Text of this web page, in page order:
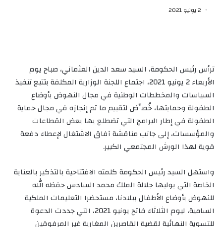
2 يونيو 2021
ترأس رئيس الحكومة، السيد سعد الدين العثماني، صباح يوم
الأربعاء 2 يونيو 2021، اجتماع اللجنة الوزارية المكلفة بتتبع تنفيذ
السياسات والمخططات الوطنية في مجال النهوض بأوضاع
الطفولة وحمايتها، خُصِّصَ لتقييم ما تم إنجازه في مجال حماية
الطفولة في إطار البرامج التي تضطلع بها بعض القطاعات
والمؤسسات، إلى جانب مناقشة آفاق الاشتغال لإعطاء دفعة
قوية لهذا الورش المجتمعي الكبير.
واستهل السيد رئيس الحكومة كلمته الافتتاحية بالتذكير بالعناية
الخاصة التي يوليها جلالة الملك محمد السادس حفظه الله
للنهوض بأوضاع الأطفال ببلادنا، مستحضرا التعليمات الملكية
السامية، ليوم الثلاثاء فاتح يونيو 2021، التي جددت الدعوة
للتسوية النهائية لقضية القاصرين المغاربة غير المرفوقين